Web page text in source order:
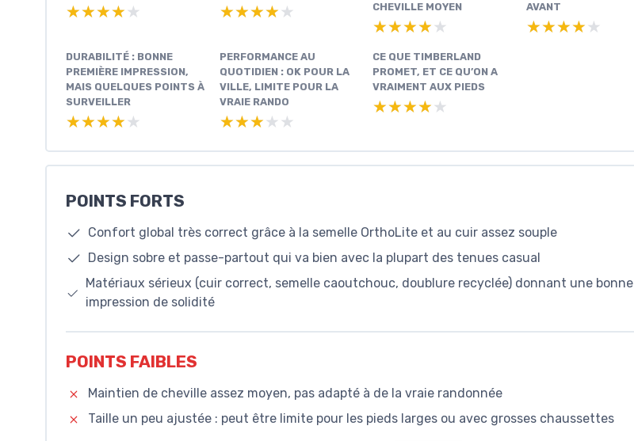
★★★★★
★★★★★ ★★★★★
★★★★★
CHEVILLE MOYEN
★★★★★
★★★★★
AVANT
★★★★★
★★★★★
DURABILITÉ : BONNE
PREMIÈRE IMPRESSION,
MAIS QUELQUES POINTS À
SURVEILLER
★★★★★
★★★★★
PERFORMANCE AU
QUOTIDIEN : OK POUR LA
VILLE, LIMITE POUR LA
VRAIE RANDO
★★★★★
★★★★★
CE QUE TIMBERLAND
PROMET, ET CE QU’ON A
VRAIMENT AUX PIEDS
★★★★★
★★★★★
POINTS FORTS
Confort global très correct grâce à la semelle OrthoLite et au cuir assez souple
Design sobre et passe-partout qui va bien avec la plupart des tenues casual
Matériaux sérieux (cuir correct, semelle caoutchouc, doublure recyclée) donnant une bonne
impression de solidité
POINTS FAIBLES
Maintien de cheville assez moyen, pas adapté à de la vraie randonnée
Taille un peu ajustée : peut être limite pour les pieds larges ou avec grosses chaussettes